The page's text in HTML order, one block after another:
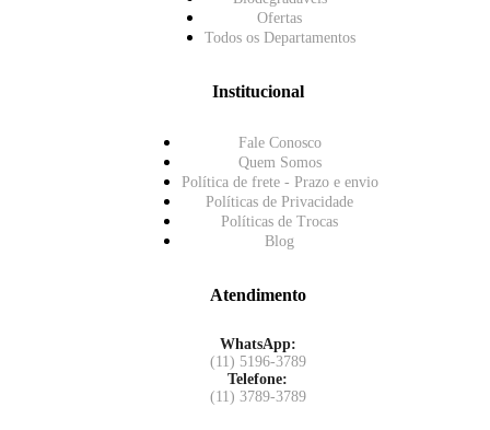
Ofertas
Todos os Departamentos
Institucional
Fale Conosco
Quem Somos
Política de frete - Prazo e envio
Políticas de Privacidade
Políticas de Trocas
Blog
Atendimento
WhatsApp:
(11) 5196-3789
Telefone:
(11) 3789-3789